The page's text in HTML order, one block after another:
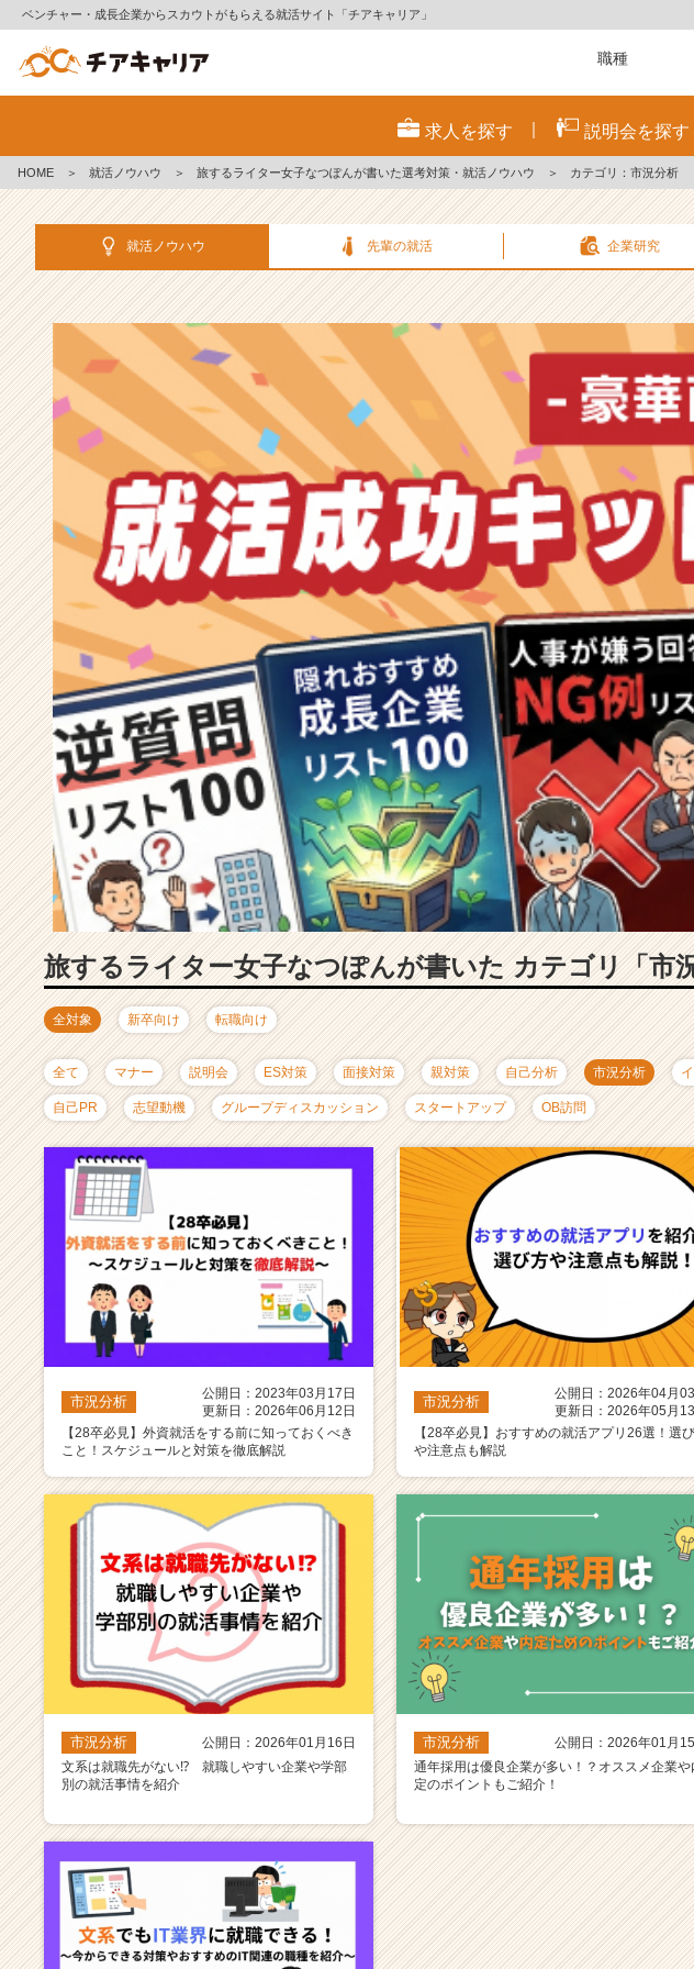
ベンチャー・成長企業からスカウトがもらえる就活サイト「チアキャリア」
策・
就
ノ
ハ
記
事
|
ベ
ン
チ
ー・
成
長
企
業
か
ら
カ
ウ
ト
が
届
く
就
サ
イ
ト
チ
キ
ャ
リ
ア
（C
h
e
e
r
C
r
e
e
求人を探す 説明会を探す
HOME ＞ 就活ノウハウ ＞ 旅するライター女子なつぽんが書いた選考対策・就活ノウハウ ＞ カテゴリ：市況分析
就活ノウハウ 先輩の就活 企業研究
旅するライター女子なつぽんが書いた カテゴリ「市
全対象 新卒向け 転職向け
全て マナー 説明会 ES対策 面接対策 親対策 自己分析 市況分析
自己PR 志望動機 グループディスカッション スタートアップ OB訪問
市況分析
公開日：2023年03月17日
更新日：2026年06月12日
【28卒必見】外資就活をする前に知っておくべき
こと！スケジュールと対策を徹底解説
市況分析
公開日：2026年04月
更新日：2026年05月
【28卒必見】おすすめの就活アプリ26選！選
や注意点も解説
市況分析
公開日：2026年01月16日
文系は就職先がない⁉ 就職しやすい企業や学部
別の就活事情を紹介
市況分析
公開日：2026年01月
通年採用は優良企業が多い！？オススメ企業や
定のポイントもご紹介！